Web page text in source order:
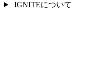
IGNITEについて